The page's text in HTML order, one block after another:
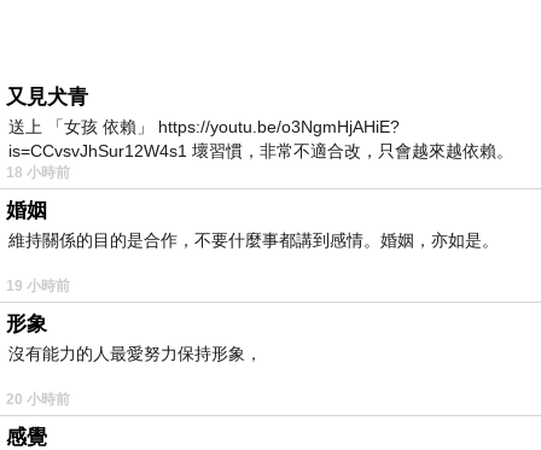
又見犬青
送上 「女孩 依賴」 https://youtu.be/o3NgmHjAHiE?
is=CCvsvJhSur12W4s1 壞習慣，非常不適合改，只會越來越依賴。
我害怕的
18 小時前
婚姻
維持關係的目的是合作，不要什麼事都講到感情。婚姻，亦如是。
19 小時前
形象
沒有能力的人最愛努力保持形象，
20 小時前
感覺